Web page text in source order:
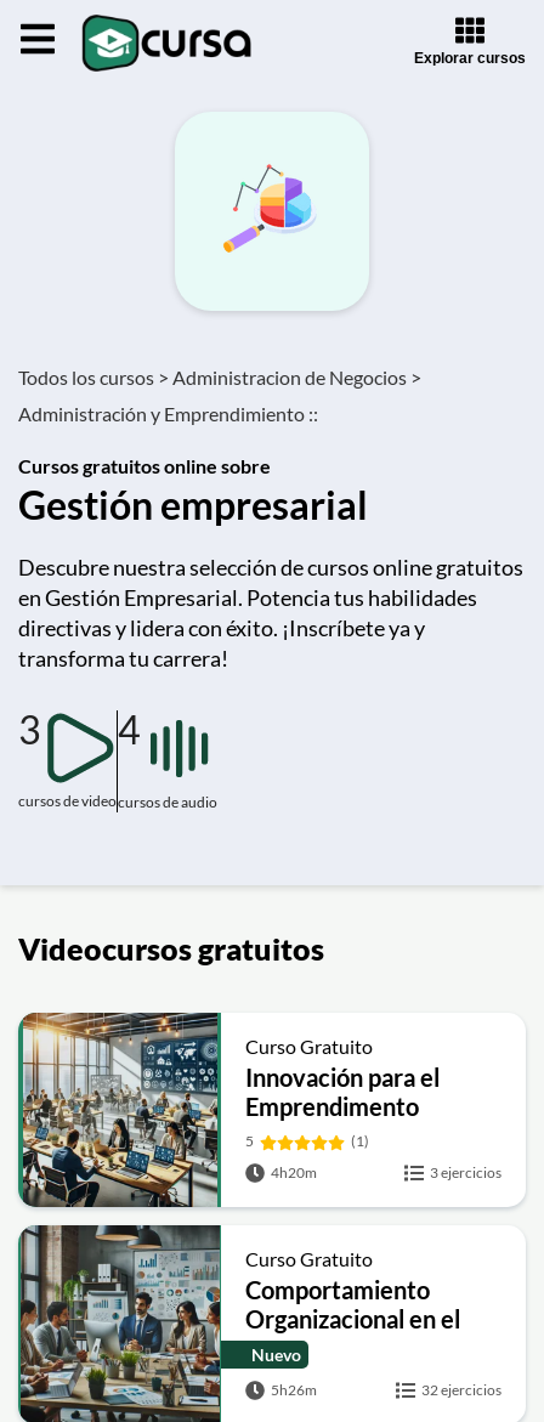
Explorar cursos
Todos los cursos > Administracion de Negocios >
Administración y Emprendimiento ::
Cursos gratuitos online sobre
Gestión empresarial
Descubre nuestra selección de cursos online gratuitos
en Gestión Empresarial. Potencia tus habilidades
directivas y lidera con éxito. ¡Inscríbete ya y
transforma tu carrera!
3
cursos de video
4
cursos de audio
Videocursos gratuitos
Curso Gratuito
Innovación para el
Emprendimento
5
(1)
4h20m
3 ejercicios
Curso Gratuito
Comportamiento
Organizacional en el
ambiente de trabajo
Nuevo
5h26m 32 ejercicios